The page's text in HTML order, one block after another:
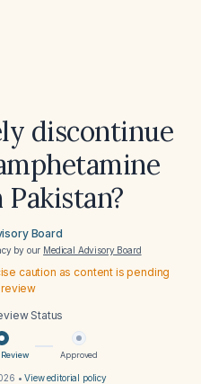
discontinue
Pakistan?
Board
by our Medical Advisory Board
caution as content is pending
Status
Approved
•View editorial policy